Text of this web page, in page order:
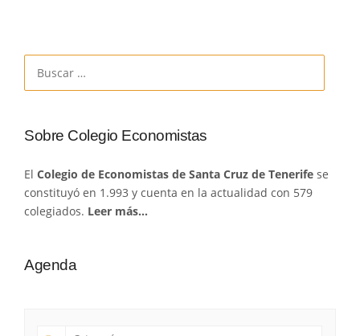
Sobre Colegio Economistas
El Colegio de Economistas de Santa Cruz de Tenerife se
constituyó en 1.993 y cuenta en la actualidad con 579
colegiados. Leer más…
Agenda